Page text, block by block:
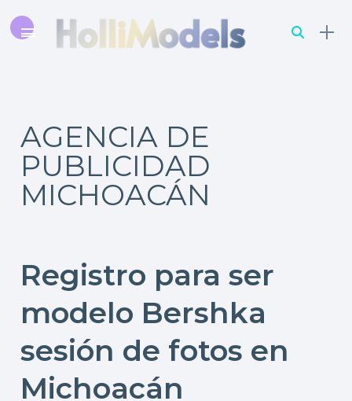
AGENCIA DE
PUBLICIDAD
MICHOACÁN
Registro para ser
modelo Bershka
sesión de fotos en
Michoacán